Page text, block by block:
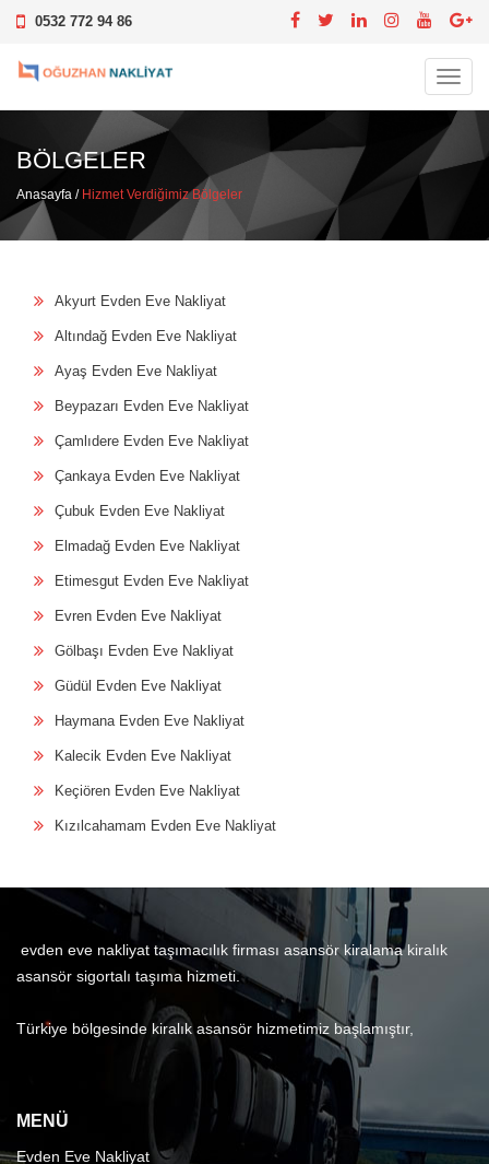
0532 772 94 86
BÖLGELER
Anasayfa / Hizmet Verdiğimiz Bölgeler
Akyurt Evden Eve Nakliyat
Altındağ Evden Eve Nakliyat
Ayaş Evden Eve Nakliyat
Beypazarı Evden Eve Nakliyat
Çamlıdere Evden Eve Nakliyat
Çankaya Evden Eve Nakliyat
Çubuk Evden Eve Nakliyat
Elmadağ Evden Eve Nakliyat
Etimesgut Evden Eve Nakliyat
Evren Evden Eve Nakliyat
Gölbaşı Evden Eve Nakliyat
Güdül Evden Eve Nakliyat
Haymana Evden Eve Nakliyat
Kalecik Evden Eve Nakliyat
Keçiören Evden Eve Nakliyat
Kızılcahamam Evden Eve Nakliyat
evden eve nakliyat taşımacılık firması asansör kiralama kiralık
asansör sigortalı taşıma hizmeti.
Türkiye bölgesinde kiralık asansör hizmetimiz başlamıştır,
MENÜ
Evden Eve Nakliyat